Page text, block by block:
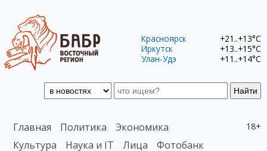
Найти
Красноярск
+21..+13°C
Иркутск
+13..+15°C
Улан-Удэ
+11..+14°C
18+
Главная Политика
Экономика
Культура
Наука и IT Лица
Фотобанк